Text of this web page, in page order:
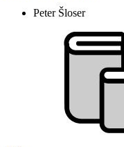
Peter Šloser